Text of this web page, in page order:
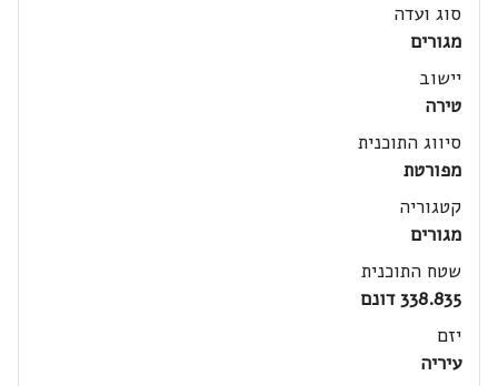
סוג ועדה
מגורים
יישוב
טירה
סיווג התוכנית
מפורטת
קטגוריה
מגורים
שטח התוכנית
338.835 דונם
יזם
עיריה